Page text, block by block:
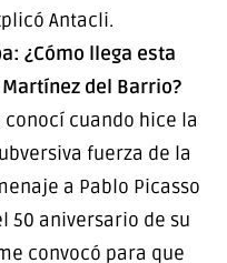
Antacli.
¿Cómo llega esta
del Barrio?
conocí cuando hice la
fuerza de la
a Pablo Picasso
50 aniversario de su
convocó para que